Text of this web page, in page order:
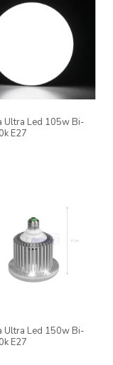
Ultra Led 105w Bi-
E27
Ultra Led 150w Bi-
E27